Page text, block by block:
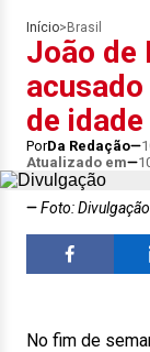
Início> Brasil
João de
de idade
PorDa Redação
Atualizado em
Foto: Divulgação
No fim de